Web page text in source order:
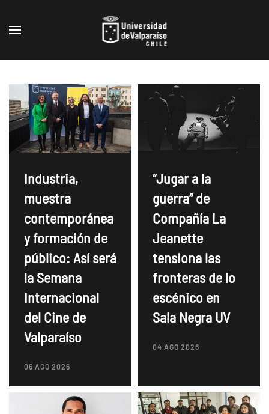
Skip to main content
Industria,
muestra
contemporánea
y formación de
público: Así será
la Semana
Internacional
del Cine de
Valparaíso
06 AGO 2026
“Jugar a la
guerra” de
Compañía La
Jeanette
tensiona las
fronteras de lo
escénico en
Sala Negra UV
04 AGO 2026